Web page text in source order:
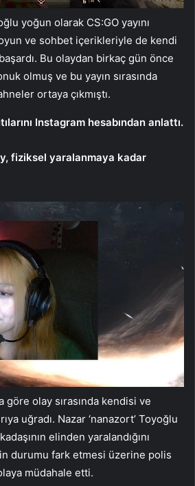
yoğun olarak CS:GO yayını
oyun ve sohbet içerikleriyle de kendi
Bu olaydan birkaç gün önce
olmuş ve bu yayın sırasında
ortaya çıkmıştı.
Instagram hesabından anlattı.
fiziksel yaralanmaya kadar
göre olay sırasında kendisi ve
uğradı. Nazar ‘nanazort’ Toyoğlu
elinden yaralandığını
durumu fark etmesi üzerine polis
müdahale etti.